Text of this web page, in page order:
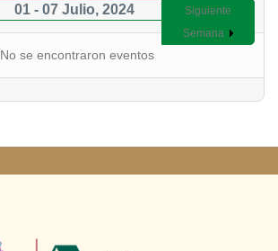
01 - 07 Julio, 2024
Siguiente
Semana
No se encontraron eventos